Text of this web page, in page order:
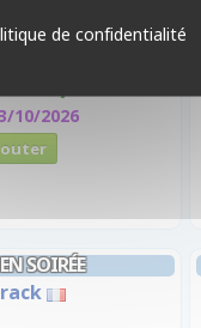
10/2026
SOIRÉE
de confidentialité